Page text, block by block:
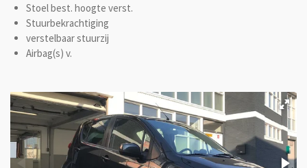
Stoel best. hoogte verst.
Stuurbekrachtiging
verstelbaar stuurzij
Airbag(s) v.